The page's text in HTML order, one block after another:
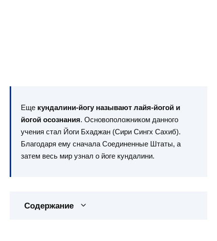
Еще кундалини-йогу называют лайя-йогой и
йогой осознания. Основоположником данного
учения стал Йоги Бхаджан (Сири Сингх Сахиб).
Благодаря ему сначала Соединенные Штаты, а
затем весь мир узнал о йоге кундалини.
Содержание